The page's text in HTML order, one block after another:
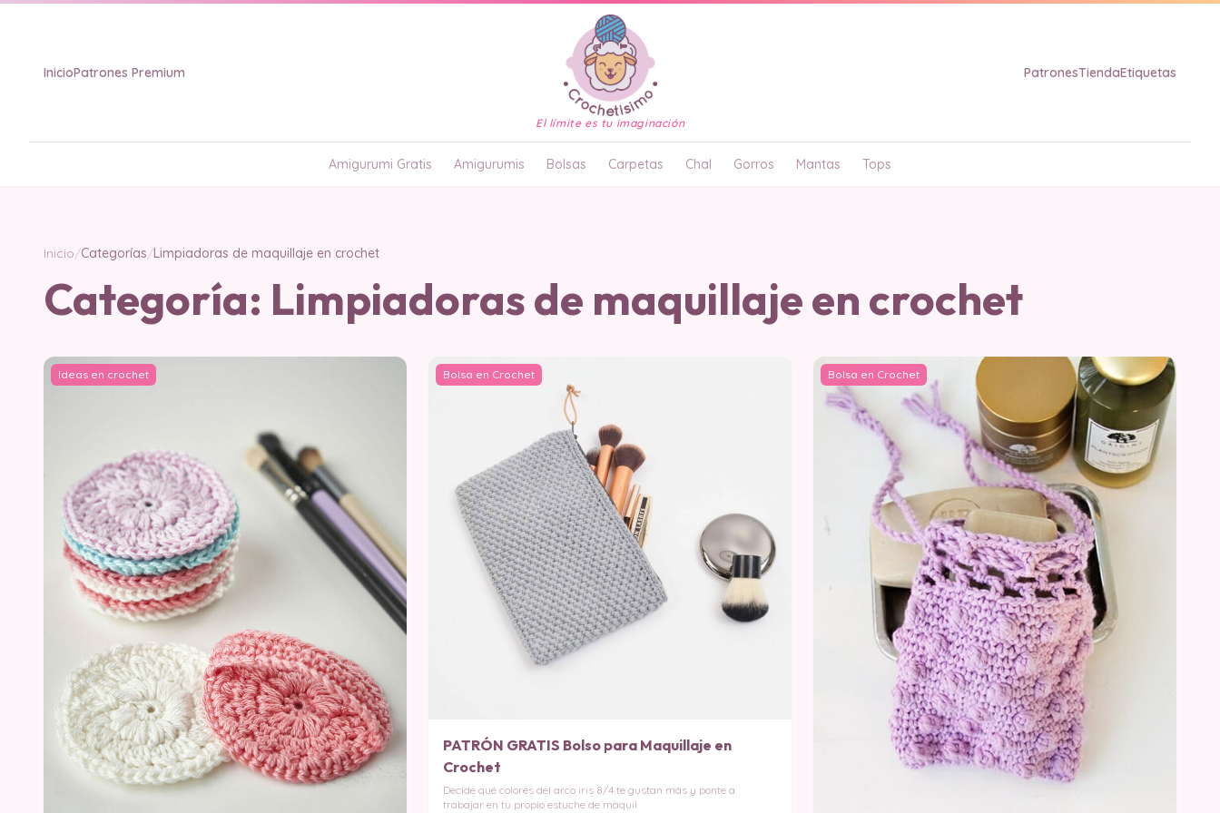
InicioPatrones Premium
El límite es tu imaginación
PatronesTiendaEtiquetas
Amigurumi Gratis Amigurumis Bolsas Carpetas Chal Gorros Mantas Tops
Inicio/Categorías/Limpiadoras de maquillaje en crochet
Categoría: Limpiadoras de maquillaje en crochet
Ideas en crochet Bolsa en Crochet
PATRÓN GRATIS Bolso para Maquillaje en
Crochet
Decide qué colores del arco iris 8/4 te gustan más y ponte a
trabajar en tu propio estuche de maquil
Bolsa en Crochet